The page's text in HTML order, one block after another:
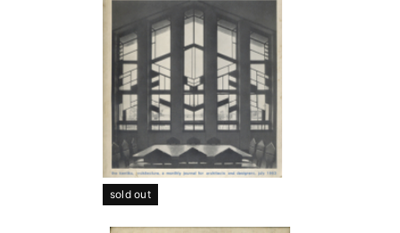
sold out